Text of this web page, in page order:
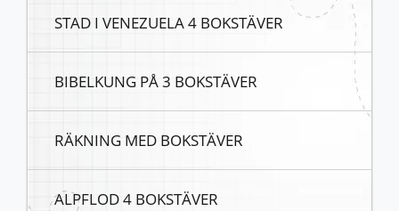
STAD I VENEZUELA 4 BOKSTÄVER
BIBELKUNG PÅ 3 BOKSTÄVER
RÄKNING MED BOKSTÄVER
ALPFLOD 4 BOKSTÄVER